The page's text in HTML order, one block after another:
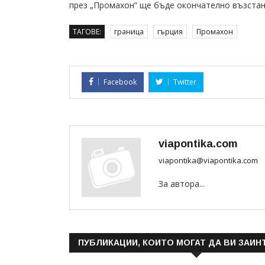
през „Промахон“ ще бъде окончателно
ТАГОВЕ: граница гърция Промахон
Facebook Twitter
viapontika.com
viapontika@viapontika.com
За автора...
ПУБЛИКАЦИИ, КОИТО МОГАТ ДА ВИ